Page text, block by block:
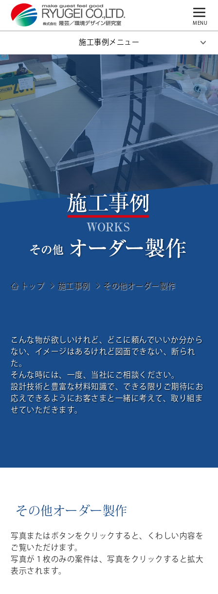
施工事例メニュー
トップ 施工事例 その他オーダー製作
こんな物が欲しいけれど、どこに頼んでいいか分から
ない、イメージはあるけれど図面できない、断られ
た。
そんな時には、一度、当社にご相談ください。
設計技術と豊富な材料知識で、できる限りご期待にお
応えできるようにお客さまと一緒に考えて、取り組ま
せていただきます。
その他オーダー製作
写真またはボタンをクリックすると、くわしい内容を
ご覧いただけます。
写真が１枚のみの案件は、写真をクリックすると拡大
表示されます。
MENU
はじめての方へ
業務案内
企業情報
ブログ